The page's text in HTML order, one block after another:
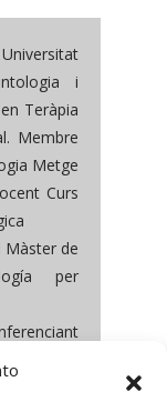
i
Teràpia
Membre
Metge
Curs
Màster de
per